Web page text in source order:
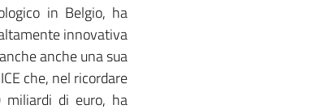
in Belgio, ha
innovativa
anche una sua
che, nel ricordare
di euro, ha